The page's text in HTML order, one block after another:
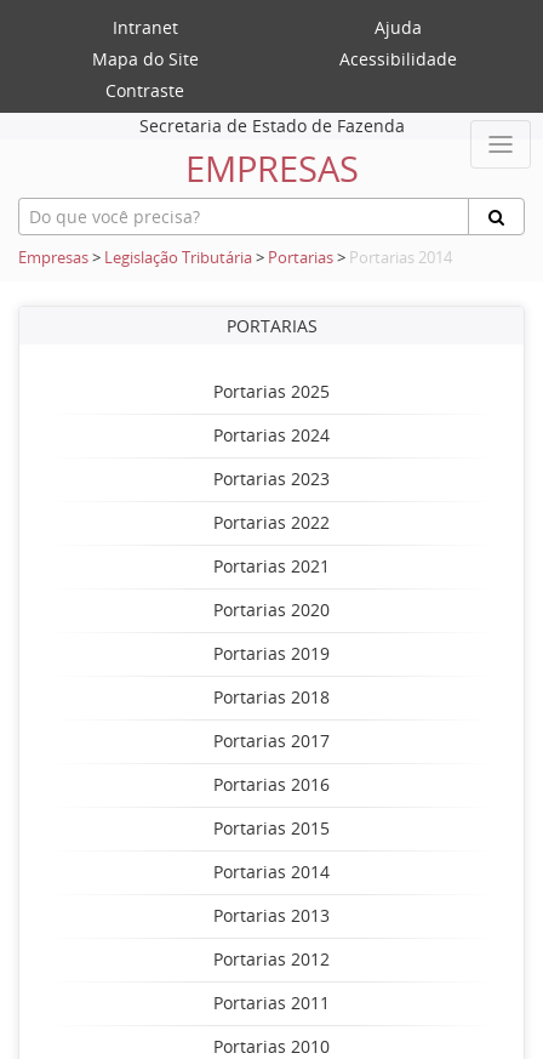
Intranet
Ajuda
Mapa do Site
Acessibilidade
Contraste
Secretaria de Estado de Fazenda
EMPRESAS
Empresas> Legislação Tributária> Portarias> Portarias 2014
PORTARIAS
Portarias 2025
Portarias 2024
Portarias 2023
Portarias 2022
Portarias 2021
Portarias 2020
Portarias 2019
Portarias 2018
Portarias 2017
Portarias 2016
Portarias 2015
Portarias 2014
Portarias 2013
Portarias 2012
Portarias 2011
Portarias 2010